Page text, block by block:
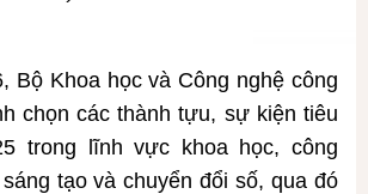
Bộ Khoa học và Công nghệ công
chọn các thành tựu, sự kiện tiêu
trong lĩnh vực khoa học, công
tạo và chuyển đổi số, qua đó